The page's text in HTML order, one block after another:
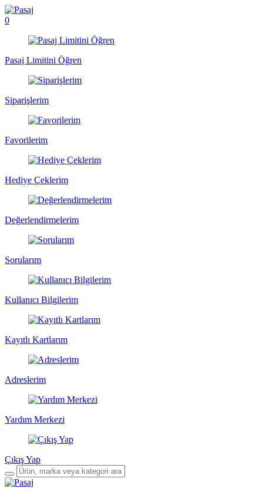
0
Pasaj Limitini Öğren
Siparişlerim
Favorilerim
Hediye Çeklerim
Değerlendirmelerim
Sorularım
Kullanıcı Bilgilerim
Kayıtlı Kartlarım
Adreslerim
Yardım Merkezi
Çıkış Yap